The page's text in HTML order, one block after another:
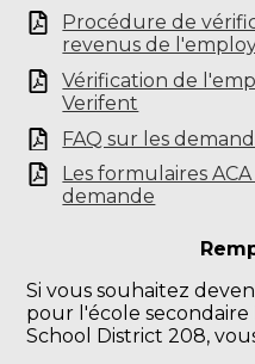
Procédure de
revenus de
Vérification de
Verifent
FAQ sur les
Les formulaires
demande
Si vous souhaitez
pour l'école
School District 208,